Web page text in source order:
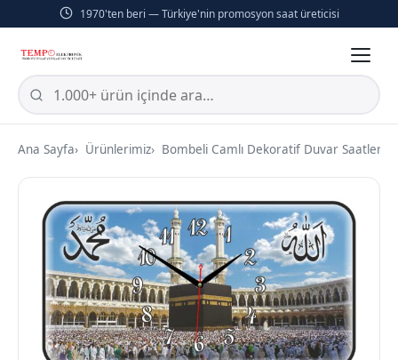
1970'ten beri — Türkiye'nin promosyon saat üreticisi
Ana Sayfa Ürünlerimiz Bombeli Camlı Dekoratif Duvar Saatleri